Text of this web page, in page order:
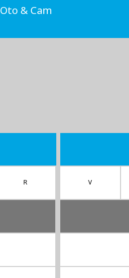
Oto & Cam
R V